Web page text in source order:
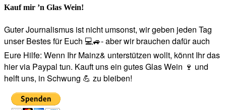
Kauf mir ’n Glas Wein!
Guter Journalismus ist nicht umsonst, wir geben jeden Tag
unser Bestes für Euch 💻🚙- aber wir brauchen dafür auch
Eure Hilfe: Wenn Ihr Mainz& unterstützen wollt, könnt Ihr das
hier via Paypal tun. Kauft uns ein gutes Glas Wein 🍷 und
helft uns, in Schwung 💪 zu bleiben!